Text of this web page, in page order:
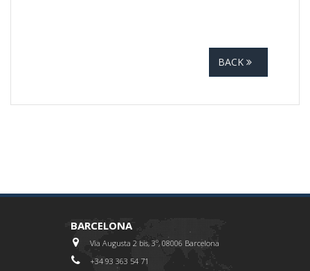
BACK
BARCELONA
Via Augusta 2 bis, 3º, 08006 Barcelona
+34 93 363 54 71